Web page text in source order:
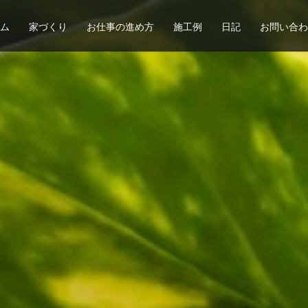
家づくり お仕事の進め方 施工例 日記 お問い合